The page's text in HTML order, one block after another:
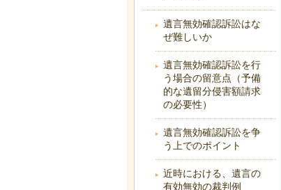
遺言無効確認訴訟はな
ぜ難しいか
遺言無効確認訴訟を行
う場合の留意点（予備
的な遺留分侵害額請求
の必要性）
遺言無効確認訴訟を争
う上でのポイント
近時における、遺言の
有効無効の裁判例